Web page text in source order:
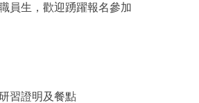
員生，歡迎踴躍報名參加
習證明及餐點